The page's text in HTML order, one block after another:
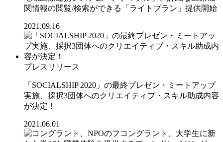
関情報の閲覧/検索ができる「ライトプラン」提供開始
2021.09.16
プレスリリース
「SOCIALSHIP 2020」の最終プレゼン・ミートアップ
実施、採択3団体へのクリエイティブ・スキル助成内容
が決定！
2021.06.01